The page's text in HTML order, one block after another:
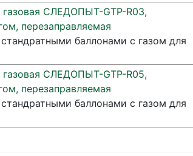
газовая СЛЕДОПЫТ-GTP-R03,
перезаправляемая
баллонами с газом для
газовая СЛЕДОПЫТ-GTP-R05,
перезаправляемая
баллонами с газом для